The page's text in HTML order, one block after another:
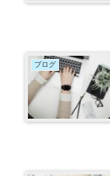
ブログ